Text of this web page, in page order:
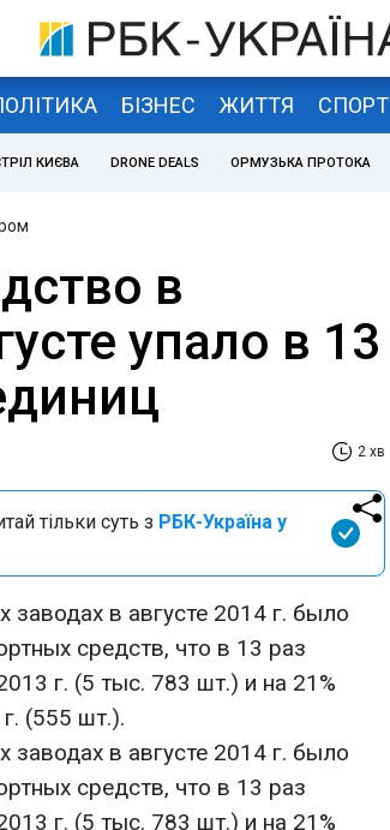
БІЗНЕС ЖИТТЯ СПОРТ
КИЄВА DRONE DEALS ОРМУЗЬКА ПРОТОКА
в
упало в 13
2 хв
тільки суть з РБК-Україна у
заводах в августе 2014 г. было
средств, что в 13 раз
г. (5 тыс. 783 шт.) и на 21%
(555 шт.).
заводах в августе 2014 г. было
средств, что в 13 раз
г. (5 тыс. 783 шт.) и на 21%